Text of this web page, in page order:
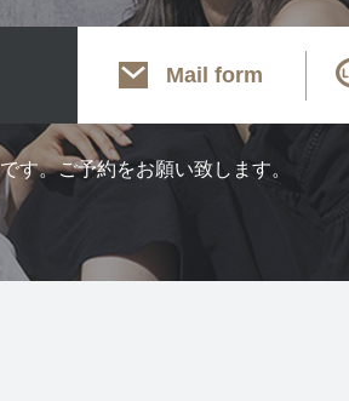
Mail form
す。ご予約をお願い致します。